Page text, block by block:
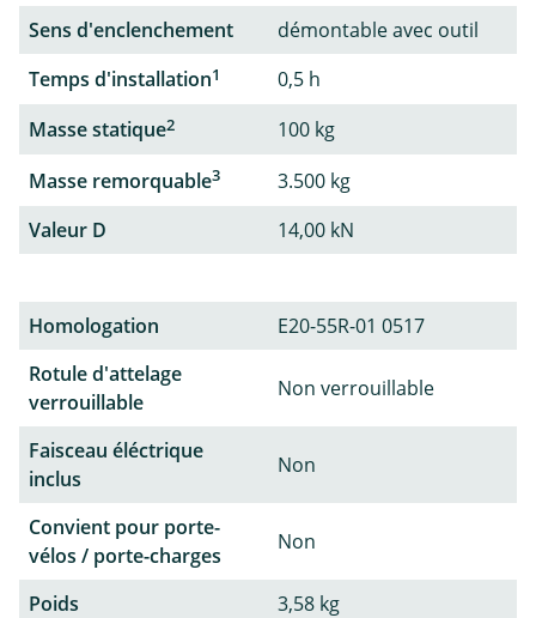
Sens d'enclenchement
démontable avec outil
Temps d'installation1
0,5 h
Masse statique2
100 kg
Masse remorquable3
3.500 kg
Valeur D
14,00 kN
Homologation
E20-55R-01 0517
Rotule d'attelage
verrouillable
Non verrouillable
Faisceau éléctrique
inclus
Non
Convient pour porte-
vélos / porte-charges
Non
Poids
3,58 kg